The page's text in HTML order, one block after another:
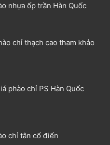
nhựa ốp trần Hàn Quốc
chỉ thạch cao tham khảo
phào chỉ PS Hàn Quốc
chỉ tân cổ điển